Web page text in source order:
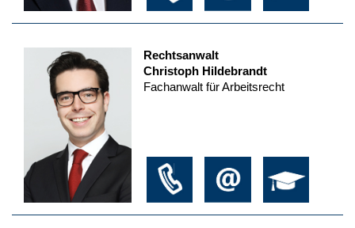
Rechtsanwalt
Christoph Hildebrandt
Fachanwalt für Arbeitsrecht